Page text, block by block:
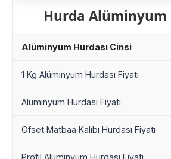
Hurda Alüminyum
Alüminyum Hurdası Cinsi
1 Kg Alüminyum Hurdası Fiyatı
Alüminyum Hurdası Fiyatı
Ofset Matbaa Kalıbı Hurdası Fiyatı